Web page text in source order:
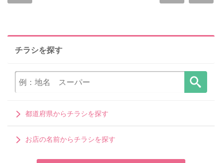
チラシを探す
都道府県からチラシを探す
お店の名前からチラシを探す